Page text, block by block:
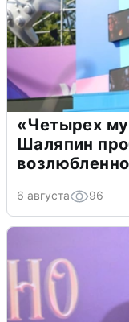
«Четырех
Шаляпин
6 августа 96